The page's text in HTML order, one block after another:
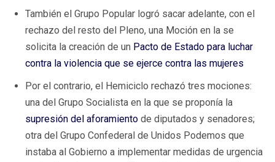
También el Grupo Popular logró sacar adelante, con el
rechazo del resto del Pleno, una Moción en la se
solicita la creación de un Pacto de Estado para luchar
contra la violencia que se ejerce contra las mujeres
Por el contrario, el Hemiciclo rechazó tres mociones:
una del Grupo Socialista en la que se proponía la
supresión del aforamiento de diputados y senadores;
otra del Grupo Confederal de Unidos Podemos que
instaba al Gobierno a implementar medidas de urgencia